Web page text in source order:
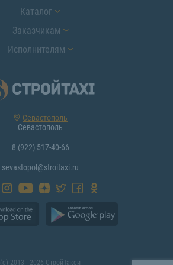
Каталог
Заказчикам
Исполнителям
Севастополь
Севастополь
8 (922) 517-40-66
sevastopol@stroitaxi.ru
(с) 2013 - 2026 СтройТакси